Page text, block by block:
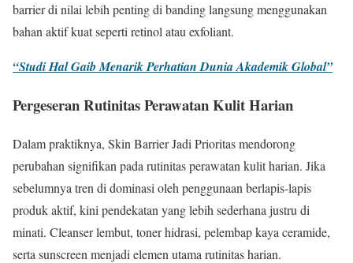
barrier di nilai lebih penting di banding langsung menggunakan
bahan aktif kuat seperti retinol atau exfoliant.
“Studi Hal Gaib Menarik Perhatian Dunia Akademik Global”
Pergeseran Rutinitas Perawatan Kulit Harian
Dalam praktiknya, Skin Barrier Jadi Prioritas mendorong
perubahan signifikan pada rutinitas perawatan kulit harian. Jika
sebelumnya tren di dominasi oleh penggunaan berlapis-lapis
produk aktif, kini pendekatan yang lebih sederhana justru di
minati. Cleanser lembut, toner hidrasi, pelembap kaya ceramide,
serta sunscreen menjadi elemen utama rutinitas harian.